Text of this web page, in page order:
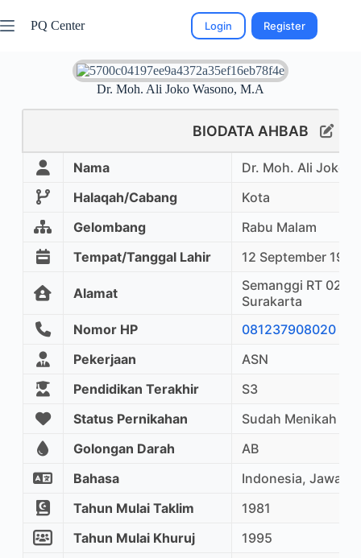
PQ Center Login Register
Dr. Moh. Ali Joko Wasono, M.A
BIODATA AHBAB
Nama
Dr. Moh. Ali Joko
Halaqah/Cabang
Kota
Gelombang
Rabu Malam
Tempat/Tanggal Lahir
12 September 1961
Alamat
Semanggi RT 02
Surakarta
Nomor HP
081237908020
Pekerjaan
ASN
Pendidikan Terakhir
S3
Status Pernikahan
Sudah Menikah
Golongan Darah
AB
Bahasa
Indonesia, Jawa,
Tahun Mulai Taklim
1981
Tahun Mulai Khuruj
1995